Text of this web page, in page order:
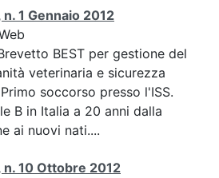
n. 1 Gennaio 2012
BEST per gestione del
veterinaria e sicurezza
soccorso presso l'ISS.
B in Italia a 20 anni dalla
ai nuovi nati....
n. 10 Ottobre 2012